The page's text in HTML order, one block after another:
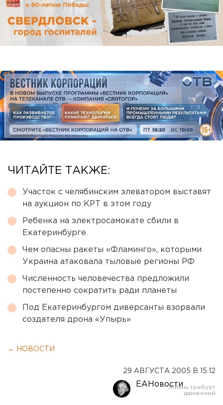
ЧИТАЙТЕ ТАКЖЕ:
Участок с челябинским элеватором выставят
на аукцион по КРТ в этом году
Ребенка на электросамокате сбили в
Екатеринбурге
Чем опасны ракеты «Фламинго», которыми
Украина атаковала тыловые регионы РФ
Численность человечества предложили
постепенно сократить ради планеты
Под Екатеринбургом диверсанты взорвали
создателя дрона «Упырь»
← НОВОСТИ
29 АВГУСТА 2005 В 15:12
ЕАНовости